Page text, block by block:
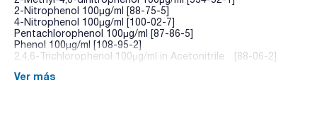
2-Nitrophenol 100µg/ml [88-75-5]
4-Nitrophenol 100µg/ml [100-02-7]
Pentachlorophenol 100µg/ml [87-86-5]
Phenol 100µg/ml [108-95-2]
2,4,6-Trichlorophenol 100µg/ml in Acetonitrile [88-06-2]
Ver más